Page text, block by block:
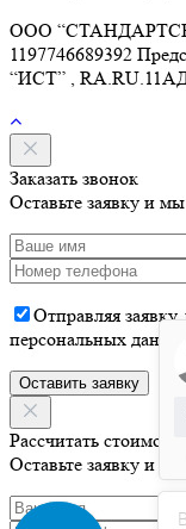
ООО
1197746689392
“ИСТ” ,
Заказать звонок
Оставьте заявку и
Отправляя
персональных
Рассчитать стоимость
Оставьте заявку и